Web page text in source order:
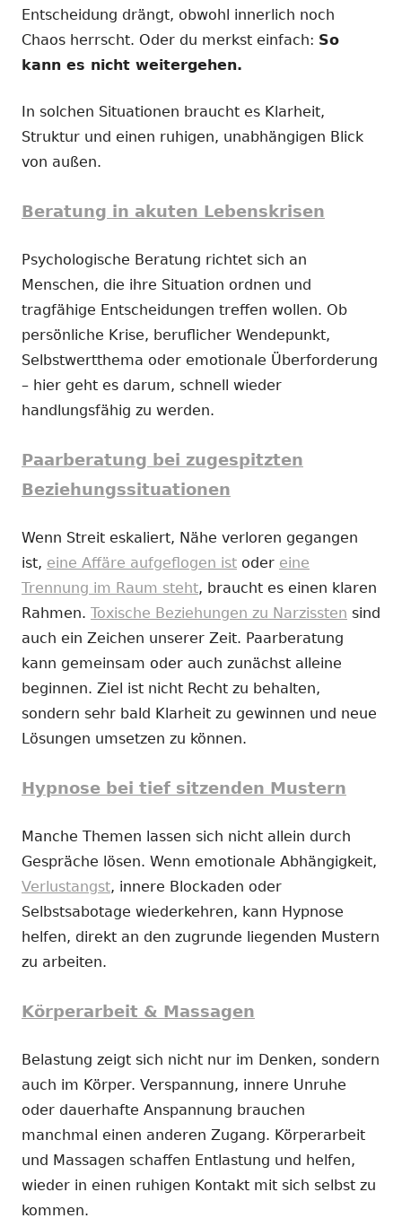
Entscheidung drängt, obwohl innerlich noch
Chaos herrscht. Oder du merkst einfach: So
kann es nicht weitergehen.
In solchen Situationen braucht es Klarheit,
Struktur und einen ruhigen, unabhängigen Blick
von außen.
Beratung in akuten Lebenskrisen
Psychologische Beratung richtet sich an
Menschen, die ihre Situation ordnen und
tragfähige Entscheidungen treffen wollen. Ob
persönliche Krise, beruflicher Wendepunkt,
Selbstwertthema oder emotionale Überforderung
– hier geht es darum, schnell wieder
handlungsfähig zu werden.
Paarberatung bei zugespitzten
Beziehungssituationen
Wenn Streit eskaliert, Nähe verloren gegangen
ist, eine Affäre aufgeflogen ist oder eine
Trennung im Raum steht, braucht es einen klaren
Rahmen. Toxische Beziehungen zu Narzissten sind
auch ein Zeichen unserer Zeit. Paarberatung
kann gemeinsam oder auch zunächst alleine
beginnen. Ziel ist nicht Recht zu behalten,
sondern sehr bald Klarheit zu gewinnen und neue
Lösungen umsetzen zu können.
Hypnose bei tief sitzenden Mustern
Manche Themen lassen sich nicht allein durch
Gespräche lösen. Wenn emotionale Abhängigkeit,
Verlustangst, innere Blockaden oder
Selbstsabotage wiederkehren, kann Hypnose
helfen, direkt an den zugrunde liegenden Mustern
zu arbeiten.
Körperarbeit & Massagen
Belastung zeigt sich nicht nur im Denken, sondern
auch im Körper. Verspannung, innere Unruhe
oder dauerhafte Anspannung brauchen
manchmal einen anderen Zugang. Körperarbeit
und Massagen schaffen Entlastung und helfen,
wieder in einen ruhigen Kontakt mit sich selbst zu
kommen.